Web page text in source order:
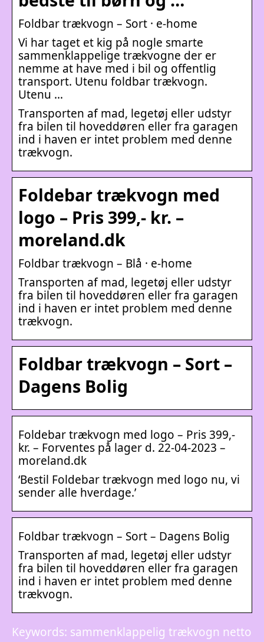
Foldbar trækvogn – Sort · e-home
Vi har taget et kig på nogle smarte
sammenklappelige trækvogne der er
nemme at have med i bil og offentlig
transport. Utenu foldbar trækvogn.
Utenu …
Transporten af mad, legetøj eller udstyr
fra bilen til hoveddøren eller fra garagen
ind i haven er intet problem med denne
trækvogn.
Foldebar trækvogn med
logo – Pris 399,- kr. –
moreland.dk
Foldbar trækvogn – Blå · e-home
Transporten af mad, legetøj eller udstyr
fra bilen til hoveddøren eller fra garagen
ind i haven er intet problem med denne
trækvogn.
Foldbar trækvogn – Sort –
Dagens Bolig
Foldebar trækvogn med logo – Pris 399,-
kr. – Forventes på lager d. 22-04-2023 –
moreland.dk
‘Bestil Foldebar trækvogn med logo nu, vi
sender alle hverdage.’
Foldbar trækvogn – Sort – Dagens Bolig
Transporten af mad, legetøj eller udstyr
fra bilen til hoveddøren eller fra garagen
ind i haven er intet problem med denne
trækvogn.
Keywords: sammenklappelig trækvogn netto